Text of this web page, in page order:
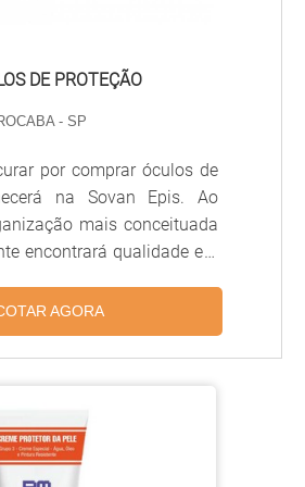
DE PROTEÇÃO
- SP
por comprar óculos de
na Sovan Epis. Ao
mais conceituada
encontrará qualidade e o
DE PROTEÇÃOQuem
óculos de proteção em
qualificada, acha a
atua com bota de
de proteção contra
o que há de melhor na
trocar o foco sobre comprar
AGORA